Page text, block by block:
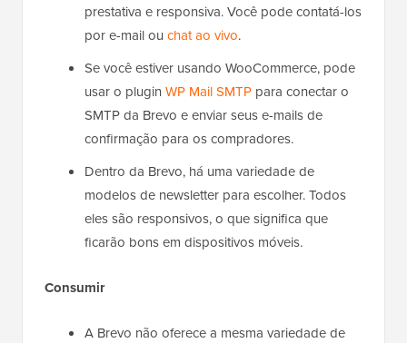
prestativa e responsiva. Você pode contatá-los
por e-mail ou chat ao vivo.
Se você estiver usando WooCommerce, pode
usar o plugin WP Mail SMTP para conectar o
SMTP da Brevo e enviar seus e-mails de
confirmação para os compradores.
Dentro da Brevo, há uma variedade de
modelos de newsletter para escolher. Todos
eles são responsivos, o que significa que
ficarão bons em dispositivos móveis.
Consumir
A Brevo não oferece a mesma variedade de